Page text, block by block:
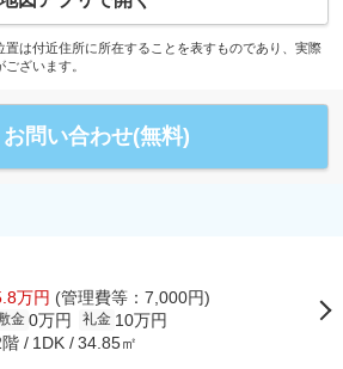
は付近住所に所在することを表すものであり、実際
ざいます。
お問い合わせ(無料)
万円 (管理費等：7,000円)
金 0万円 礼金 10万円
階 1DK 34.85㎡